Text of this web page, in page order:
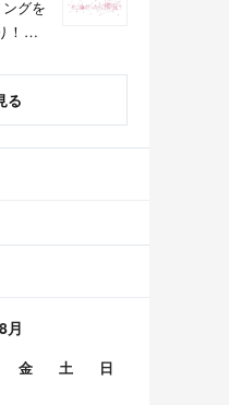
グを
！
る
月
金 土 日